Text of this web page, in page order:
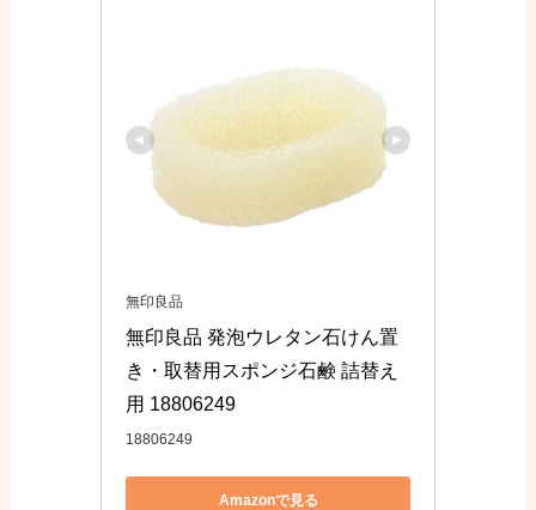
無印良品
無印良品 発泡ウレタン石けん置
き・取替用スポンジ石鹸 詰替え
用 18806249
18806249
Amazonで見る